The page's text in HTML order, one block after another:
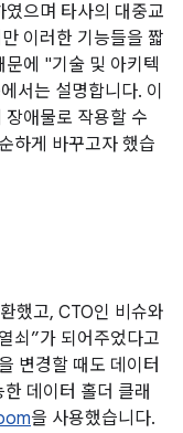
으며 타사의 대중교
이러한 기능들을 짧
에 "기술 및 아키텍
서는 설명합니다. 이
애물로 작용할 수
하게 바꾸고자 했습
했고, CTO인 비슈와
쇠”가 되어주었다고
변경할 때도 데이터
데이터 홀더 클래
을 사용했습니다.